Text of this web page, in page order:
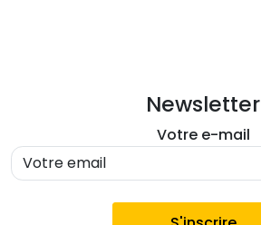
Newsletter
Votre e-mail